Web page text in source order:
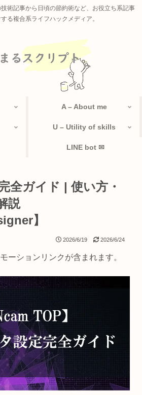
術記事から日頃の節約術など、お役立ち系記事
る複合系ライフハックメディア。
A – About me
U – Utility of skills
LINE bot ✉
全ガイド | 使い方・
説
】
2026/6/19 2026/6/24
ーションリンクが含まれます。